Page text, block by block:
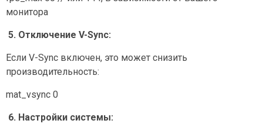
монитора
5. Отключение V-Sync:
Если V-Sync включен, это может снизить
производительность:
mat_vsync 0
6. Настройки системы: